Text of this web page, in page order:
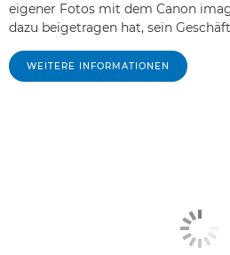
eigener Fotos mit dem Canon
dazu beigetragen hat, sein
WEITERE INFORMATIONEN